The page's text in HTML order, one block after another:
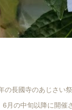
の長國寺のあじさい
6月の中旬以降に開催